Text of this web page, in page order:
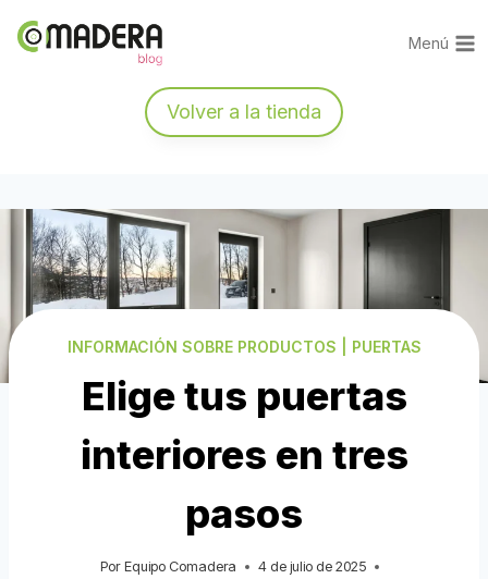
Menú
Volver a la tienda
INFORMACIÓN SOBRE PRODUCTOS PUERTAS
Elige tus puertas
interiores en tres
pasos
Por Equipo Comadera
4 de julio de 2025